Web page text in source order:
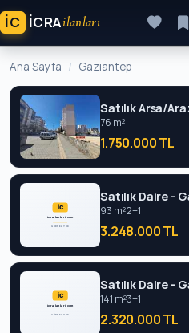
İC ICRAilanları
Ana Sayfa Gaziantep
Satılık Arsa/
76 m²
1.750.000 TL
Satılık Daire -
93 m²2+1
3.248.000 TL
Satılık Daire -
141 m²3+1
2.320.000 TL